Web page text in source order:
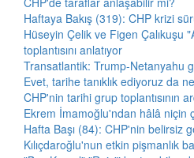
Haftaya Bakış (319): CHP krizi
Hüseyin Çelik ve Figen Çalıkuşu
toplantısını anlatıyor
Transatlantik: Trump-Netanyahu
Evet, tarihe tanıklık ediyoruz da
CHP'nin tarihi grup toplantısının
Ekrem İmamoğlu'ndan hâlâ niçin
Hafta Başı (84): CHP'nin belirsiz
Kılıçdaroğlu'nun etkin pişmanlık